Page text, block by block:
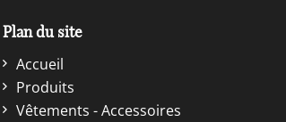
Plan du site
Accueil
Produits
Vêtements - Accessoires